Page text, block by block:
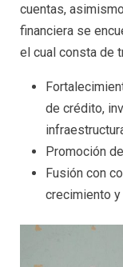
cuentas,
financiera se
el cual consta de
de crédito,
Promoción
Fusión con
crecimiento